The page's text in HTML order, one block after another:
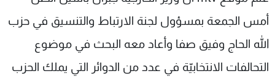
أمس الجمعة بمسؤول لجنة الارتباط والتنسيق في حزب
الله الحاج وفيق صفا وأعاد معه البحث في موضوع
التحالفات الانتخابيّة في عدد من الدوائر التي يملك الحزب
شاهد البرامج
الترددات
عن MTV
وظائف